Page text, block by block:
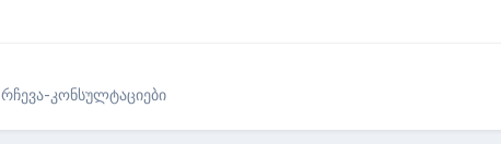
რჩევა-კონსულტაციები